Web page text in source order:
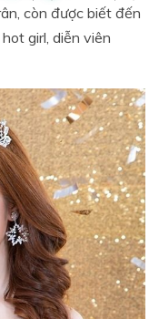
còn được biết đến
girl, diễn viên